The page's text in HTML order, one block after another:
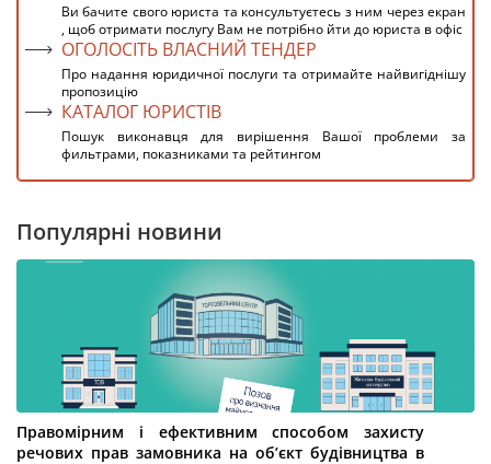
Ви бачите свого юриста та консультуєтесь з ним через екран
, щоб отримати послугу Вам не потрібно йти до юриста в офіс
ОГОЛОСІТЬ ВЛАСНИЙ ТЕНДЕР
Про надання юридичної послуги та отримайте найвигіднішу
пропозицію
КАТАЛОГ ЮРИСТІВ
Пошук виконавця для вирішення Вашої проблеми за
фильтрами, показниками та рейтингом
Популярні новини
Правомірним і ефективним способом захисту
речових прав замовника на об’єкт будівництва в